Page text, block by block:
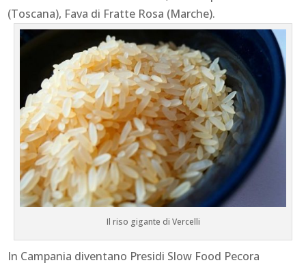
(Toscana), Fava di Fratte Rosa (Marche).
Il riso gigante di Vercelli
In Campania diventano Presidi Slow Food Pecora